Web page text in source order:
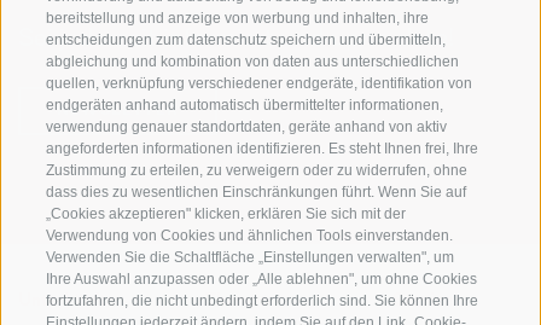
bereitstellung und anzeige von werbung und inhalten, ihre
entscheidungen zum datenschutz speichern und übermitteln,
abgleichung und kombination von daten aus unterschiedlichen
quellen, verknüpfung verschiedener endgeräte, identifikation von
endgeräten anhand automatisch übermittelter informationen,
verwendung genauer standortdaten, geräte anhand von aktiv
angeforderten informationen identifizieren. Es steht Ihnen frei, Ihre
Zustimmung zu erteilen, zu verweigern oder zu widerrufen, ohne
dass dies zu wesentlichen Einschränkungen führt. Wenn Sie auf
„Cookies akzeptieren" klicken, erklären Sie sich mit der
Verwendung von Cookies und ähnlichen Tools einverstanden.
Verwenden Sie die Schaltfläche „Einstellungen verwalten", um
Ihre Auswahl anzupassen oder „Alle ablehnen", um ohne Cookies
fortzufahren, die nicht unbedingt erforderlich sind. Sie können Ihre
Sei jederzeit informiert und up to date!
NEWSLETTER
Unterkünfte Themen Service